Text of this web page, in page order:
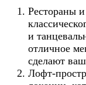
Рестораны
и
отличное
сделают
Лофт-